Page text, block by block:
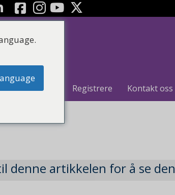
Facebook YouTube
Registrere Kontakt oss
denne artikkelen for å se den